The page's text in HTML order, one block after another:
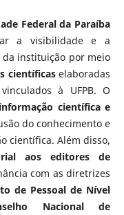
Federal da Paraíba
a visibilidade e a
instituição por meio
científicaselaboradas
à UFPB. O
científica e
do conhecimento e
científica. Além disso,
aos editores de
com as diretrizes
de Pessoal de Nível
Nacional de